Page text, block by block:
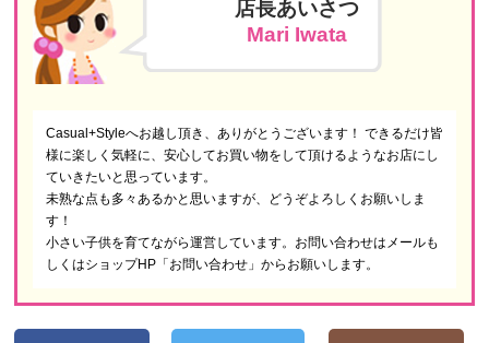
店長あいさつ
Mari Iwata
Casual+Styleへお越し頂き、ありがとうございます！ できるだけ皆
様に楽しく気軽に、安心してお買い物をして頂けるようなお店にし
ていきたいと思っています。
未熟な点も多々あるかと思いますが、どうぞよろしくお願いしま
す！
小さい子供を育てながら運営しています。お問い合わせはメールも
しくはショップHP「お問い合わせ」からお願いします。